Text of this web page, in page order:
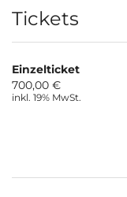
Produkte
Tickets
Einzelticket
700,00 €
inkl. 19% MwSt.